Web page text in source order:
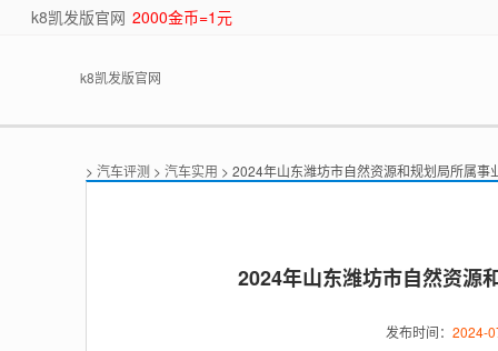
k8凯发版官网 2000金币=1元
k8凯发版官网
> 汽车评测 > 汽车实用 > 2024年山东潍坊市自然资源和规划局所属事
2024年山东潍坊市自然资源
发布时间： 2024-